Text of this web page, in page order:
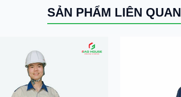
SẢN PHẨM LIÊN QUAN